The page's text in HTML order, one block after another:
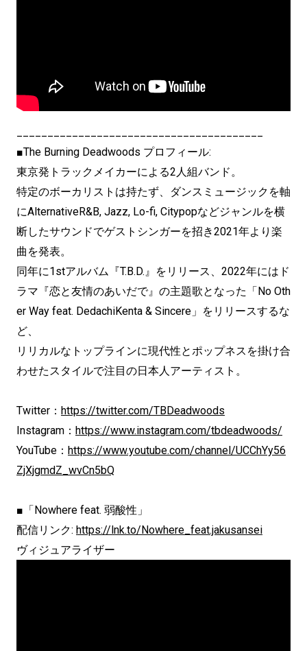
■The Burning Deadwoods プロフィール:
東京発トラックメイカーによる2人組バンド。
特定のボーカリストは持たず、ダンスミュージックを軸
にAlternativeR&B, Jazz, Lo-fi, Citypopなどジャンルを横
断したサウンドでゲストシンガーを招き2021年より楽
曲を発表。
同年に1stアルバム『T.B.D.』をリリース、2022年にはド
ラマ『恋と友情のあいだで』の主題歌となった「No Oth
er Way feat. DedachiKenta & Sincere」をリリースするな
ど、
リリカルなトップラインに現代性とポップネスを掛け合
わせたスタイルで注目の日本人アーティスト。
Twitter： https://twitter.com/TBDeadwoods
Instagram： https://www.instagram.com/tbdeadwoods/
YouTube： https://www.youtube.com/channel/UCChYy56
ZjXjgmdZ_wvCn5bQ
■「Nowhere feat. 弱酸性」
配信リンク: https://lnk.to/Nowhere_feat.jakusansei
ヴィジュアライザー